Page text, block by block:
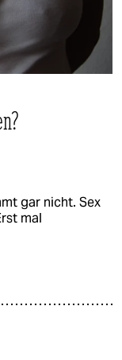
gar nicht. Sex
mal